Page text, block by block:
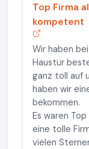
Top Firma
kompetent
Wir haben
Haustür
ganz toll auf
haben wir
bekommen.
Es waren
eine tolle
vielen